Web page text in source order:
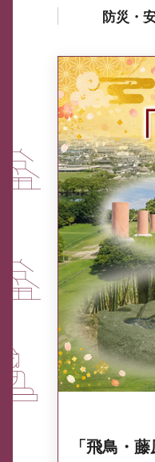
防災・
「飛鳥・
中東情勢や原油価格上昇
を受ける中小企業向け相
について
ふるさと納税なら、奈良